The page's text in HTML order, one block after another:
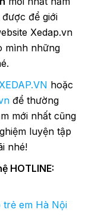
để giới
Xedap.vn
mình những
XEDAP.VN hoặc
để thường
mới nhất cũng
luyện tập
nhé!
HOTLINE:
trẻ em Hà Nội